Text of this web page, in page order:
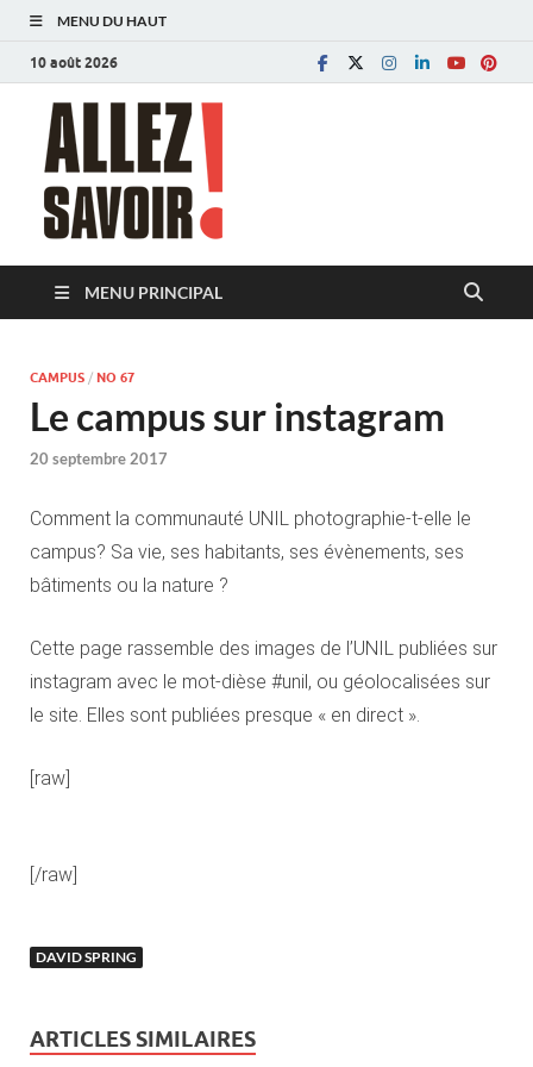
MENU DU HAUT
10 août 2026
MENU PRINCIPAL
CAMPUS / NO 67
Le campus sur instagram
20 septembre 2017
Comment la communauté UNIL photographie-t-elle le
campus? Sa vie, ses habitants, ses évènements, ses
bâtiments ou la nature ?
Cette page rassemble des images de l’UNIL publiées sur
instagram avec le mot-dièse #unil, ou géolocalisées sur
le site. Elles sont publiées presque « en direct ».
[raw]
[/raw]
DAVID SPRING
ARTICLES SIMILAIRES